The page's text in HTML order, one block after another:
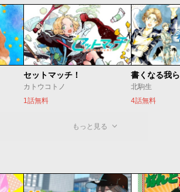
セットマッチ！
カトウコトノ
1話無料
書くなる我ら
北駒生
4話無料
もっと見る